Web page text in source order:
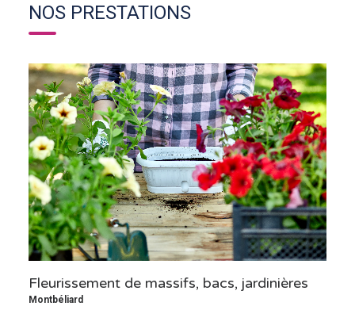
NOS PRESTATIONS
Fleurissement de massifs, bacs, jardinières
Montbéliard